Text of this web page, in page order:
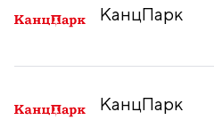
КанцПарк
КанцПарк